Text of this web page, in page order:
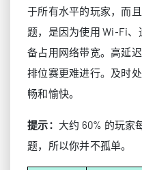
于所有水平的玩家，而
题，是因为使用 Wi‑Fi
备占用网络带宽。高延
排位赛更难进行。及时
畅和愉快。
提示： 大约 60% 的玩家
题，所以你并不孤单。